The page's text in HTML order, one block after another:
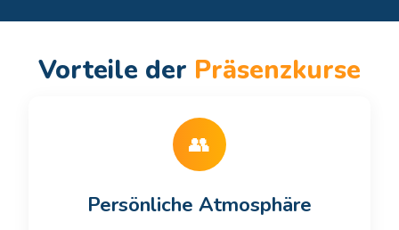
Vorteile der Präsenzkurse
👥
Persönliche Atmosphäre